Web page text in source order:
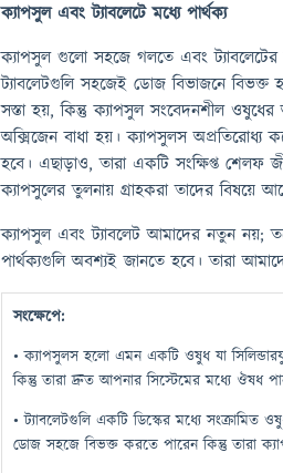
ক্যাপসুল এবং ট্যাবলেটে মধ্যে পার্থক্য
ক্যাপসুল গুলো সহজে গলতে এবং
ট্যাবলেটগুলি সহজেই ডোজ বিভাজনে
সস্তা হয়, কিন্তু ক্যাপসুল সংবেদনশীল
অক্সিজেন বাধা হয়। ক্যাপসুলস অপ্রতিরোধ্য
হবে। এছাড়াও, তারা একটি সংক্ষিপ্ত শেলফ
ক্যাপসুলের তুলনায় গ্রাহকরা তাদের বিষয়ে
ক্যাপসুল এবং ট্যাবলেট আমাদের নতুন নয়;
পার্থক্যগুলি অবশ্যই জানতে হবে। তারা
সংক্ষেপে:
• ক্যাপসুলস হলো এমন একটি ওষুধ যা
কিন্তু তারা দ্রুত আপনার সিস্টেমের মধ্যে ঔষধ
• ট্যাবলেটগুলি একটি ডিস্কের মধ্যে সংক্রামিত
ডোজ সহজে বিভক্ত করতে পারেন কিন্তু তারা